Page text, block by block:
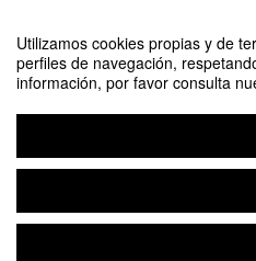
Utilizamos cookies propias y de
perfiles de navegación,
información, por favor consulta